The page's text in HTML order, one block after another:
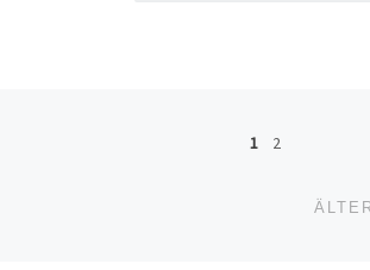
Beitragsnavigation
1 2